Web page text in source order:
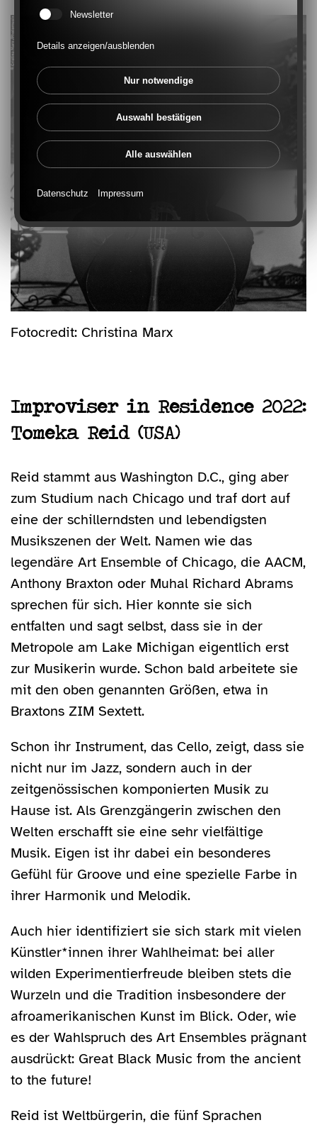
Fotocredit: Christina Marx
Improviser in Residence 2022:
Tomeka Reid (USA)
Reid stammt aus Washington D.C., ging aber
zum Studium nach Chicago und traf dort auf
eine der schillerndsten und lebendigsten
Musikszenen der Welt. Namen wie das
legendäre Art Ensemble of Chicago, die AACM,
Anthony Braxton oder Muhal Richard Abrams
sprechen für sich. Hier konnte sie sich
entfalten und sagt selbst, dass sie in der
Metropole am Lake Michigan eigentlich erst
zur Musikerin wurde. Schon bald arbeitete sie
mit den oben genannten Größen, etwa in
Braxtons ZIM Sextett.
Schon ihr Instrument, das Cello, zeigt, dass sie
nicht nur im Jazz, sondern auch in der
zeitgenössischen komponierten Musik zu
Hause ist. Als Grenzgängerin zwischen den
Welten erschafft sie eine sehr vielfältige
Musik. Eigen ist ihr dabei ein besonderes
Gefühl für Groove und eine spezielle Farbe in
ihrer Harmonik und Melodik.
Auch hier identifiziert sie sich stark mit vielen
Künstler*innen ihrer Wahlheimat: bei aller
wilden Experimentierfreude bleiben stets die
Wurzeln und die Tradition insbesondere der
afroamerikanischen Kunst im Blick. Oder, wie
es der Wahlspruch des Art Ensembles prägnant
ausdrückt: Great Black Music from the ancient
to the future!
Reid ist Weltbürgerin, die fünf Sprachen
Newsletter
Details anzeigen/ausblenden
Nur notwendige
Auswahl bestätigen
Alle auswählen
Datenschutz Impressum